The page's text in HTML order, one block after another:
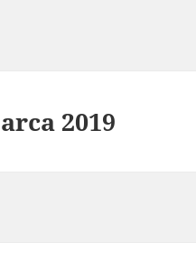
2019